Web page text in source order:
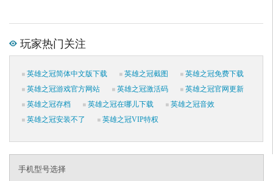
玩家热门关注
英雄之冠简体中文版下载 英雄之冠截图
英雄之冠免费下载
英雄之冠游戏官方网站
英雄之冠激活码
英雄之冠官网更新
英雄之冠存档
英雄之冠在哪儿下载
英雄之冠音效
英雄之冠安装不了
英雄之冠VIP特权
手机型号选择